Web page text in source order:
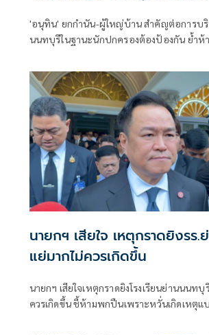
'อนุทิน' ยกกำนัน-ผู้ใหญ่บ้าน สำคัญต่อการบริ
นนทบุรีในฐานะนักปกครองต้องป้องกัน ย้ำ
ที่เกิดเหตุ
นายกฯ เสียใจ เหตุกราดยิงรร.
แย่มากไม่ควรเกิดขึ้น
นายกฯ เสียใจเหตุกราดยิงโรงเรียนย่านนนท
ควรเกิดขึ้น ชี้ห้ามพกปืนเพราะหวั่นเกิดเหตุ